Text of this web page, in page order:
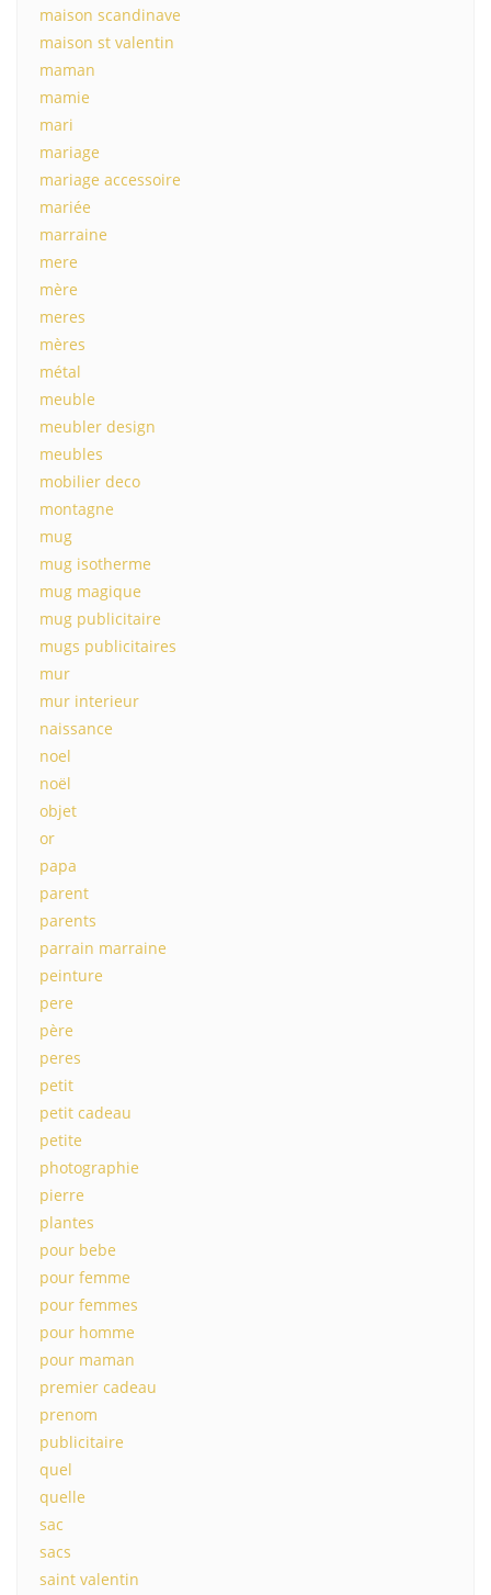
maison scandinave
maison st valentin
maman
mamie
mari
mariage
mariage accessoire
mariée
marraine
mere
mère
meres
mères
métal
meuble
meubler design
meubles
mobilier deco
montagne
mug
mug isotherme
mug magique
mug publicitaire
mugs publicitaires
mur
mur interieur
naissance
noel
noël
objet
or
papa
parent
parents
parrain marraine
peinture
pere
père
peres
petit
petit cadeau
petite
photographie
pierre
plantes
pour bebe
pour femme
pour femmes
pour homme
pour maman
premier cadeau
prenom
publicitaire
quel
quelle
sac
sacs
saint valentin